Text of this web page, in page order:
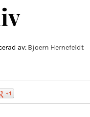
av: Bjoern Hernefeldt